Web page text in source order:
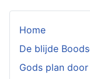
Home
De blijde
Gods plan